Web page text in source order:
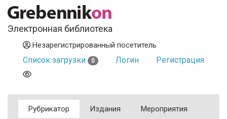
Электронная библиотека
Незарегистрированный посетитель
Список загрузки 0 Логин Регистрация
Рубрикатор Издания Мероприятия